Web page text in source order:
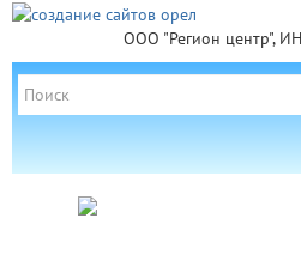
ООО "Регион центр",